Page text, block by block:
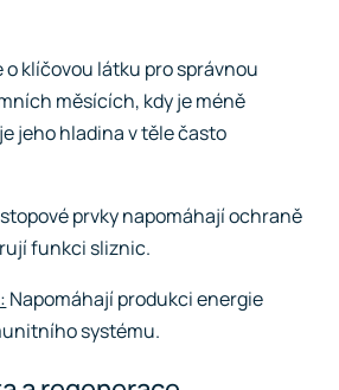
o klíčovou látku pro správnou
měsících, kdy je méně
jeho hladina v těle často
prvky napomáhají ochraně
funkci sliznic.
Napomáhají produkci energie
systému.